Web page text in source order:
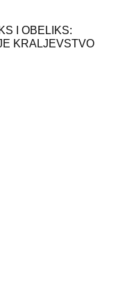
I OBELIKS:
KRALJEVSTVO